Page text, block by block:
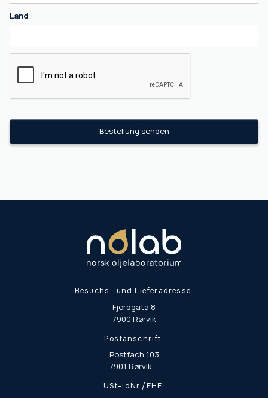
Land
Besuchs- und Lieferadresse:
Fjordgata 8
7900 Rørvik
Postanschrift:
Postfach 103
7901 Rørvik
USt-IdNr./EHF: